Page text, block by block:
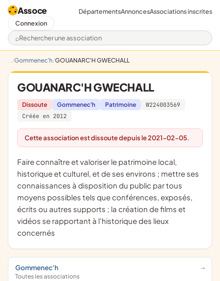
Assoce
Rechercher une association
DépartementsAnnoncesAssociations inscrites
Connexion
Gommenec'h GOUANARC'H GWECHALL
GOUANARC'H GWECHALL
Dissoute Gommenec'h Patrimoine
W224003569
Créée en 2012
Cette association est dissoute depuis le 2021-02-05.
faire connaître et valoriser le patrimoine local,
historique et culturel, et de ses environs ; mettre ses
connaissances à disposition du public par tous
moyens possibles tels que conférences, exposés,
écrits ou autres supports ; la création de films et
vidéos se rapportant à l'historique des lieux
concernés
Gommenec'h
Toutes les associations